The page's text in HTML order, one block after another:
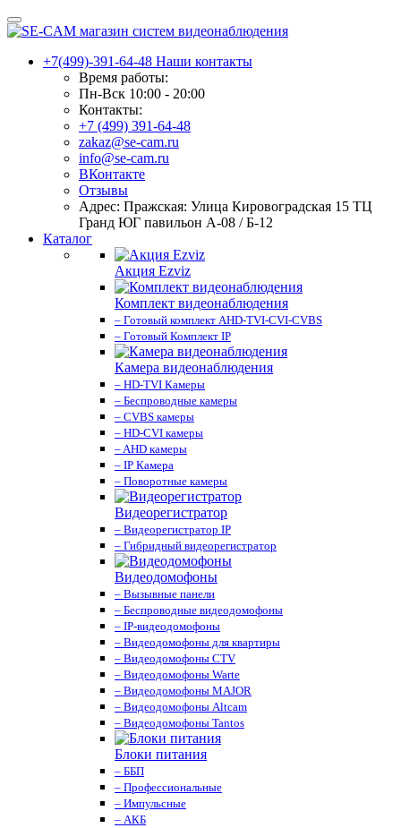
+7(499)-391-64-48 Наши контакты
Время работы:
Пн-Вск 10:00 - 20:00
Контакты:
+7 (499) 391-64-48
zakaz@se-cam.ru
info@se-cam.ru
ВКонтакте
Отзывы
Адрес: Пражская: Улица Кировоградская 15 ТЦ
Гранд ЮГ павильон А-08 / Б-12
Каталог
Акция Ezviz
Комплект видеонаблюдения
– Готовый комплект AHD-TVI-CVI-CVBS
– Готовый Комплект IP
Камера видеонаблюдения
– HD-TVI Камеры
– Беспроводные камеры
– CVBS камеры
– HD-CVI камеры
– AHD камеры
– IP Камера
– Поворотные камеры
Видеорегистратор
– Видеорегистратор IP
– Гибридный видеорегистратор
Видеодомофоны
– Вызывные панели
– Беспроводные видеодомофоны
– IP-видеодомофоны
– Видеодомофоны для квартиры
– Видеодомофоны CTV
– Видеодомофоны Warte
– Видеодомофоны MAJOR
– Видеодомофоны Altcam
– Видеодомофоны Tantos
Блоки питания
– ББП
– Профессиональные
– Импульсные
– АКБ